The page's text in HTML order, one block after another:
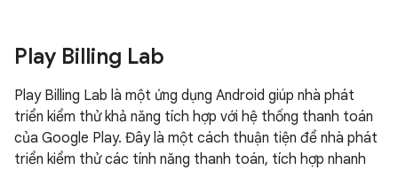
Play Billing Lab
Play Billing Lab là một ứng dụng Android giúp nhà phát
triển kiểm thử khả năng tích hợp với hệ thống thanh toán
của Google Play. Đây là một cách thuận tiện để nhà phát
triển kiểm thử các tính năng thanh toán, tích hợp nhanh